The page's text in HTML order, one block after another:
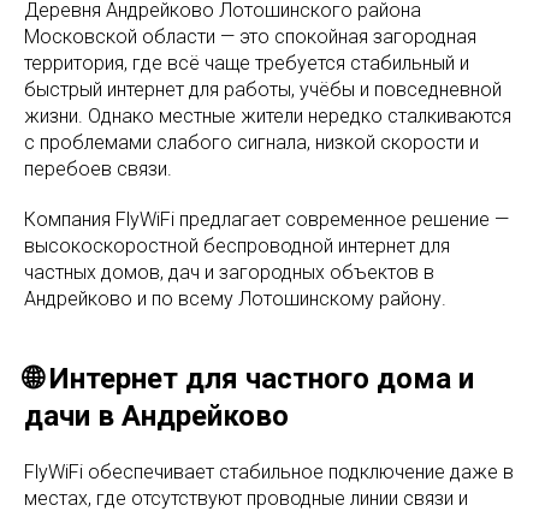
Деревня Андрейково Лотошинского района
Московской области — это спокойная загородная
территория, где всё чаще требуется стабильный и
быстрый интернет для работы, учёбы и повседневной
жизни. Однако местные жители нередко сталкиваются
с проблемами слабого сигнала, низкой скорости и
перебоев связи.
Компания FlyWiFi предлагает современное решение —
высокоскоростной беспроводной интернет для
частных домов, дач и загородных объектов в
Андрейково и по всему Лотошинскому району.
🌐 Интернет для частного дома и
дачи в Андрейково
FlyWiFi обеспечивает стабильное подключение даже в
местах, где отсутствуют проводные линии связи и